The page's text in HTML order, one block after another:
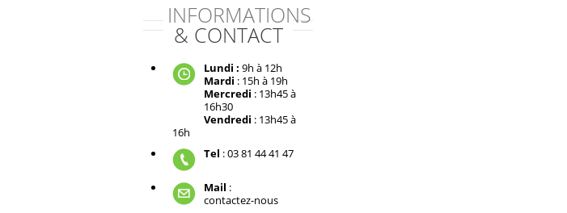
INFORMATIONS
& CONTACT
Lundi : 9h à 12h
Mardi : 15h à 19h
Mercredi : 13h45 à
16h30
Vendredi : 13h45 à
16h
Tel : 03 81 44 41 47
Mail :
contactez-nous